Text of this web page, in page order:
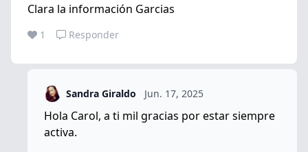
Clara la información Garcias
1 Responder
Sandra Giraldo Jun. 17, 2025
Hola Carol, a ti mil gracias por estar siempre
activa.